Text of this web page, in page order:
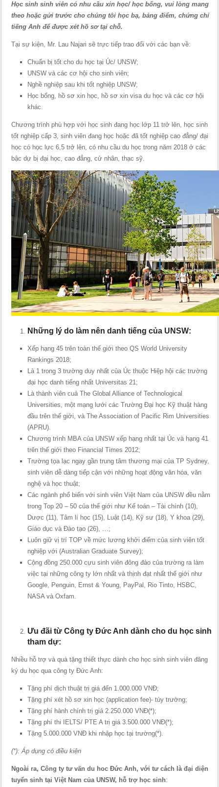
Học sinh sinh viên có nhu cầu xin học/ học bổng, vui lòng mang
theo hoặc gửi trước cho chúng tôi học bạ, bảng điểm, chứng chỉ
tiếng Anh để được xét hồ sơ tại chỗ.
Tại sự kiện, Mr. Lau Najari sẽ trực tiếp trao đổi với các bạn về:
Chuẩn bị tốt cho du học tại Úc/ UNSW;
UNSW và các cơ hội cho sinh viên;
Nghề nghiệp sau khi tốt nghiệp UNSW;
Học bổng, hồ sơ xin học, hồ sơ xin visa du học và các cơ hội
khác.
Chương trình phù hợp với học sinh đang học lớp 11 trở lên, học sinh
tốt nghiệp cấp 3, sinh viên đang học hoặc đã tốt nghiệp cao đẳng/ đại
học có học lực 6,5 trở lên, có nhu cầu du học trong năm 2018 ở các
bậc dự bị đại học, cao đẳng, cử nhân, thạc sỹ.
Những lý do làm nên danh tiếng của UNSW:
Xếp hạng 45 trên toàn thế giới theo QS World University
Rankings 2018;
Là 1 trong 3 trường duy nhất của Úc thuộc Hiệp hội các trường
đại học danh tiếng nhất Universitas 21;
Là thành viên cuả The Global Alliance of Technological
Universities, một mạng lưới các Trường Đại học Kỹ thuật hàng
đầu trên thế giới, và The Association of Pacific Rim Universities
(APRU).
Chương trình MBA của UNSW xếp hạng nhất tại Úc và hạng 41
trên thế giới theo Financial Times 2012;
Trường tọa lạc ngay gần trung tâm thương mại của TP Sydney,
sinh viên dễ dàng tiếp cận với những hoạt động văn hóa, văn
nghệ và học thuật;
Các ngành phổ biến với sinh viên Việt Nam của UNSW đều nằm
trong Top 20 – 50 của thế giới như Kế toán – Tài chính (10),
Dược (11), Tâm lí học (15), Luật (14), Kỹ sư (18), Y khoa (29),
Giáo dục và Đào tạo (26), …;
Luôn giữ vị trí TOP về mức lương khởi điểm của sinh viên tốt
nghiệp với (Australian Graduate Survey);
Cộng đồng 250.000 cựu sinh viên đông đảo của trường ra làm
việc tại những công ty lớn nhất và thịnh đạt nhất thế giới như
Google, Penguin, Ernst & Young, PayPal, Rio Tinto, HSBC,
NASA và Oxfam.
Ưu đãi từ Công ty Đức Anh dành cho du học sinh
tham dự:
Nhiều hỗ trợ và quà tặng thiết thực dành cho học sinh sinh viên đăng
ký du học qua công ty Đức Anh:
Tặng phí dịch thuật trị giá đến 1.000.000 VNĐ;
Tặng phí xét hồ sơ xin học (application fee)- tùy trường;
Tặng phí hành chính trị giá 2.250.000 VNĐ(*);
Tặng phí thi IELTS/ PTE A trị giá 3.500.000 VNĐ(*);
Tặng 5.000.000 VNĐ khi nhập học tại trường(*).
(*): Áp dụng có điều kiện
Ngoài ra, Công ty tư vấn du hoc Đức Anh, với tư cách là đại diện
tuyển sinh tại Việt Nam của UNSW, hỗ trợ học sinh: